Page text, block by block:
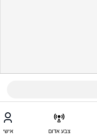
צבע אדום אישי